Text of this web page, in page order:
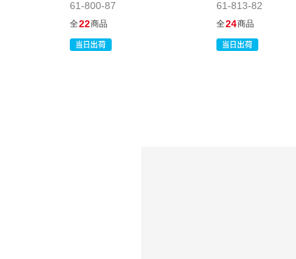
61-800-87
全22商品
61-813-82
全24商品